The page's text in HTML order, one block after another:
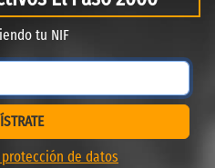
tu NIF
de datos